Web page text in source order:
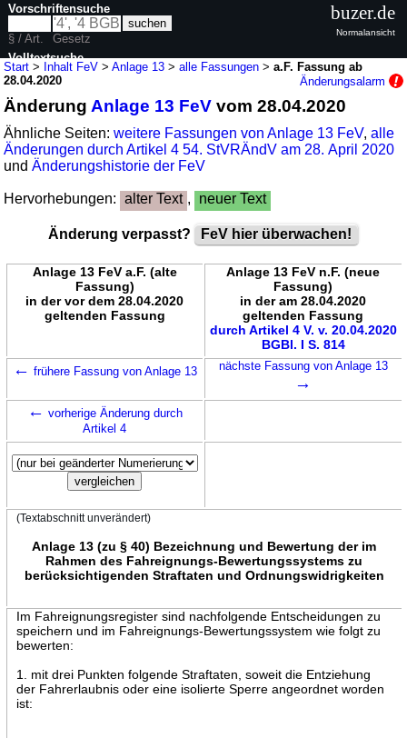
Start > Inhalt FeV >Anlage 13 >alle Fassungen >a.F. Fassung ab
28.04.2020
Änderungsalarm
Änderung Anlage 13 FeV vom 28.04.2020
Ähnliche Seiten:weitere Fassungen von Anlage 13 FeV,alle
Änderungen durch Artikel 4 54. StVRÄndV am 28. April 2020
undÄnderungshistorie der FeV
Hervorhebungen: alter Text , neuer Text
Änderung verpasst? FeV hier überwachen!
Anlage 13 FeV a.F. (alte
Fassung)
in der vor dem 28.04.2020
geltenden Fassung
Anlage 13 FeV n.F. (neue
Fassung)
in der am 28.04.2020
geltenden Fassung
durch Artikel 4 V. v. 20.04.2020
BGBl. I S. 814
← frühere Fassung von Anlage 13 nächste Fassung von Anlage 13
→
← vorherige Änderung durch
Artikel 4
(Textabschnitt unverändert)
Anlage 13 (zu § 40) Bezeichnung und Bewertung der im
Rahmen des Fahreignungs-Bewertungssystems zu
berücksichtigenden Straftaten und Ordnungswidrigkeiten
Im Fahreignungsregister sind nachfolgende Entscheidungen zu
speichern und im Fahreignungs-Bewertungssystem wie folgt zu
bewerten:
1. mit drei Punkten folgende Straftaten, soweit die Entziehung
der Fahrerlaubnis oder eine isolierte Sperre angeordnet worden
ist:
Vorschriftensuche
§ / Art.
Gesetz
Volltextsuche
buzer.de
Normalansicht